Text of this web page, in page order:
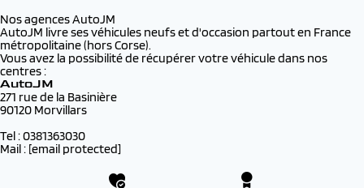
Nos agences AutoJM
AutoJM livre ses véhicules neufs et d'occasion partout en France
métropolitaine (hors Corse).
Vous avez la possibilité de récupérer votre véhicule dans nos
centres :
AutoJM
271 rue de la Basinière
90120 Morvillars
Tel : 0381363030
Mail : [email protected]